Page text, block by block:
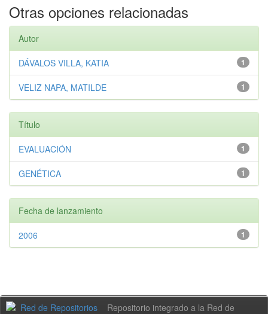
Otras opciones relacionadas
Autor
1
DÁVALOS VILLA, KATIA
1
VELIZ NAPA, MATILDE
Título
1
EVALUACIÓN
1
GENÉTICA
Fecha de lanzamiento
1
2006
Repositorio integrado a la Red de